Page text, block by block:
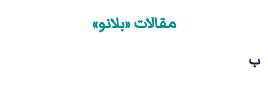
مقالات «بلانو»
ب